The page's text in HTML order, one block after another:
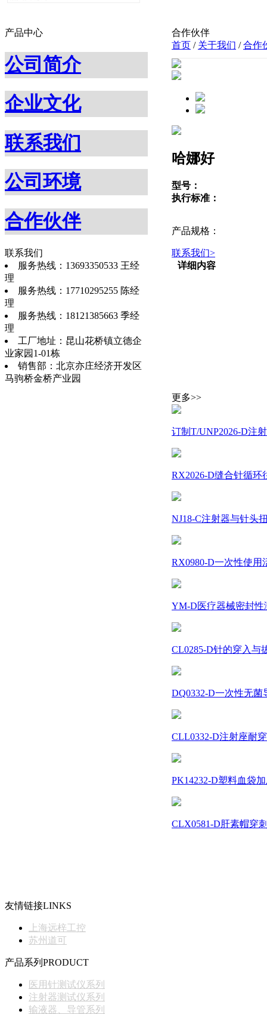
产品中心
公司简介
企业文化
联系我们
公司环境
合作伙伴
联系我们
服务热线：13693350533 王经
理
服务热线：17710295255 陈经
理
服务热线：18121385663 季经
理
工厂地址：昆山花桥镇立德企
业家园1-01栋
销售部：北京亦庄经济开发区
马驹桥金桥产业园
合作伙伴
首页 / 关于我们 /合作
哈娜好
型号：
执行标准：
产品规格：
联系我们>
详细内容
更多>>
订制T/UNP2026-D注
RX2026-D缝合针循环
NJ18-C注射器与针头
RX0980-D一次性使用
YM-D医疗器械密封性
CL0285-D针的穿入与
DQ0332-D一次性无菌
CLL0332-D注射座耐
PK14232-D塑料血袋
CLX0581-D肝素帽穿
友情链接LINKS
上海远梓工控
苏州道可
产品系列 PRODUCT
医用针测试仪系列
注射器测试仪系列
输液器、导管系列